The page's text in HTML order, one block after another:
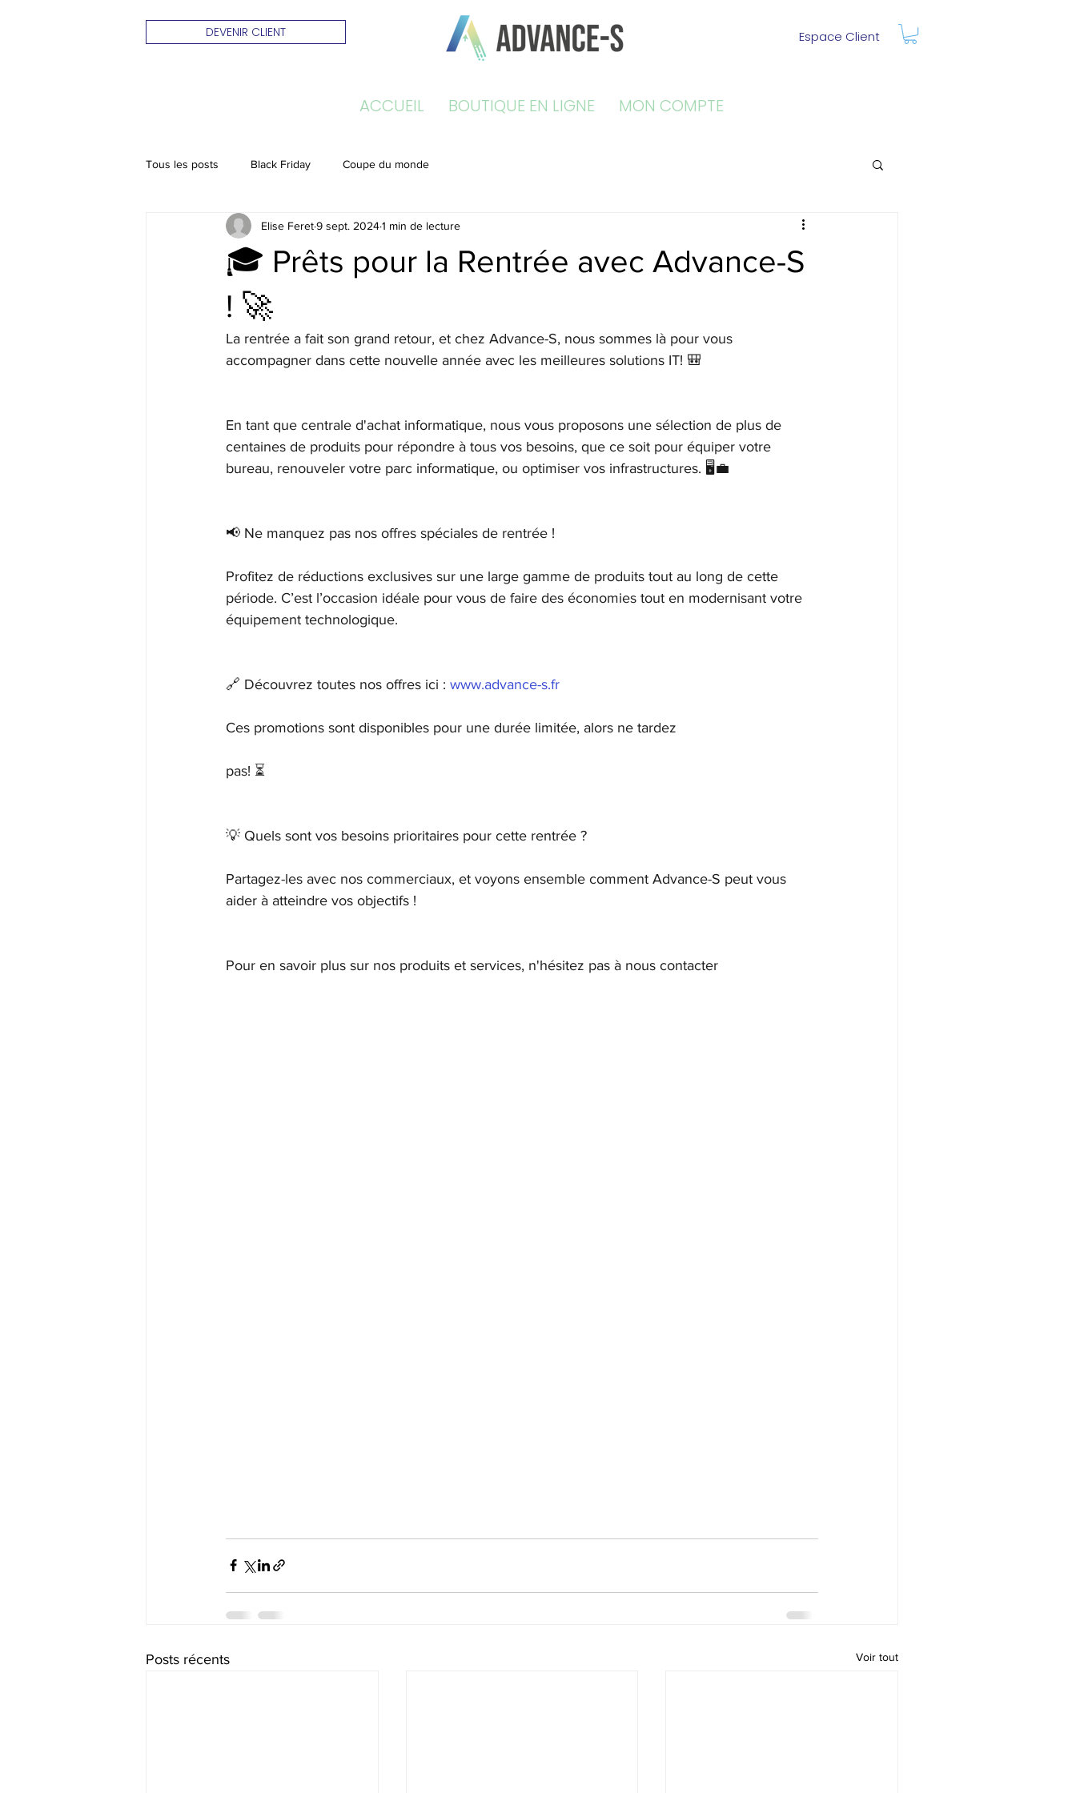
DEVENIR CLIENT Espace Client
ACCUEIL BOUTIQUE EN LIGNE MON COMPTE
Tous les posts Black Friday Coupe du monde
🎓 Prêts pour la Rentrée avec Advance-S
! 🚀
Elise Feret9 sept. 20241 min de lecture
La rentrée a fait son grand retour, et chez Advance-S, nous sommes là pour vous
accompagner dans cette nouvelle année avec les meilleures solutions IT! 🎒
En tant que centrale d'achat informatique, nous vous proposons une sélection de plus de
centaines de produits pour répondre à tous vos besoins, que ce soit pour équiper votre
bureau, renouveler votre parc informatique, ou optimiser vos infrastructures. 🖥️💼
📢 Ne manquez pas nos offres spéciales de rentrée !
Profitez de réductions exclusives sur une large gamme de produits tout au long de cette
période. C’est l’occasion idéale pour vous de faire des économies tout en modernisant votre
équipement technologique.
🔗 Découvrez toutes nos offres ici : www.advance-s.fr
Ces promotions sont disponibles pour une durée limitée, alors ne tardez
pas! ⏳
💡 Quels sont vos besoins prioritaires pour cette rentrée ?
Partagez-les avec nos commerciaux, et voyons ensemble comment Advance-S peut vous
aider à atteindre vos objectifs !
Pour en savoir plus sur nos produits et services, n'hésitez pas à nous contacter
Posts récents Voir tout